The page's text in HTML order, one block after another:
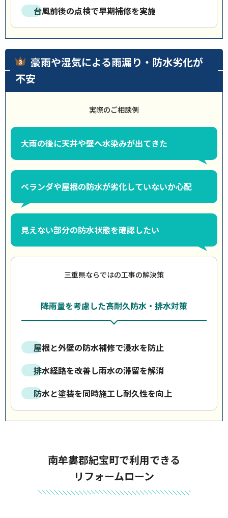
台風前後の点検で早期補修を実施
豪雨や湿気による雨漏り・防水劣化が
不安
実際のご相談例
大雨の後に天井や壁へ水染みが出てきた
ベランダや屋根の防水が劣化していないか心配
見えない部分の防水状態を確認したい
三重県ならではの工事の解決策
降雨量を考慮した高耐久防水・排水対策
屋根と外壁の防水補修で浸水を防止
排水経路を改善し雨水の滞留を解消
防水と塗装を同時施工し耐久性を向上
南牟婁郡紀宝町で利用できる
リフォームローン